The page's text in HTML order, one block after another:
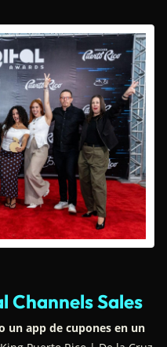
Channels Sales
un app de cupones en un